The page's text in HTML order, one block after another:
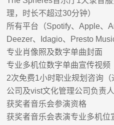
理，时长不超过30分钟）
所有平台（Spotify、Apple、
Deezer、 Idagio、 Presto
专业肖像照及数字单曲封面
专业多机位数字单曲宣传视频
2次免费1小时职业规划咨询（
公司及vist文化管理公司负责人
获奖者音乐会参演资格
获奖者音乐会表演专业多机位